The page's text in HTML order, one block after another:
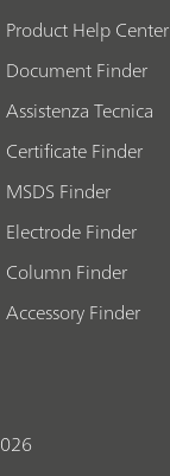
Product Help Center
Document Finder
Assistenza Tecnica
Certificate Finder
MSDS Finder
Electrode Finder
Column Finder
Accessory Finder